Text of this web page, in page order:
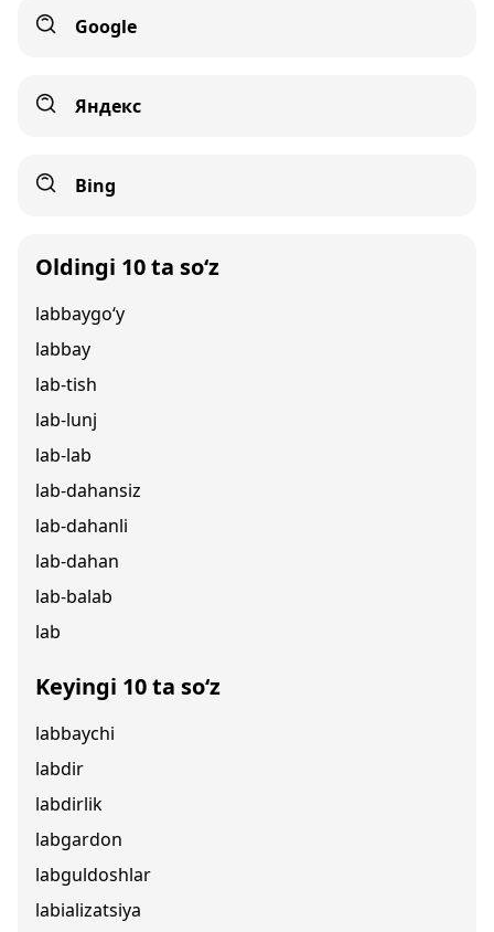
Google
Яндекс
Bing
Oldingi 10 ta so‘z
labbaygo‘y
labbay
lab-tish
lab-lunj
lab-lab
lab-dahansiz
lab-dahanli
lab-dahan
lab-balab
lab
Keyingi 10 ta so‘z
labbaychi
labdir
labdirlik
labgardon
labguldoshlar
labializatsiya